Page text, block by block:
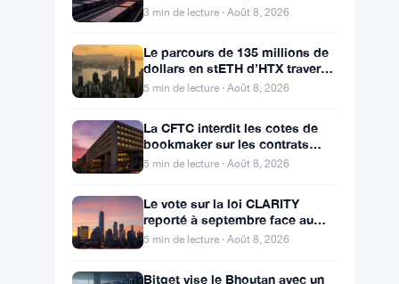
Le lancement du mainnet Fuel
développeurs d’Ethereum
3 min de lecture · Août 8, 2026
Le parcours de 135 millions de
des adresses Poloniex
5 min de lecture · Août 8, 2026